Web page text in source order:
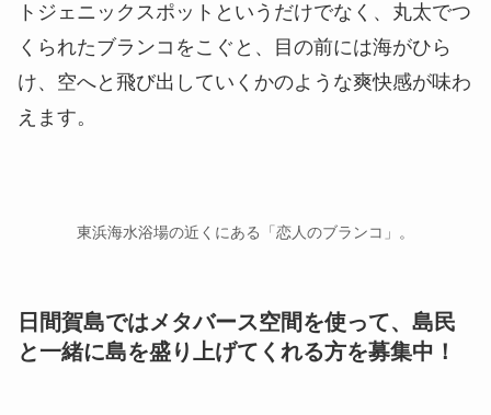
トジェニックスポットというだけでなく、丸太でつ
くられたブランコをこぐと、目の前には海がひら
け、空へと飛び出していくかのような爽快感が味わ
えます。
東浜海水浴場の近くにある「恋人のブランコ」。
日間賀島ではメタバース空間を使って、島民
と一緒に島を盛り上げてくれる方を募集中！